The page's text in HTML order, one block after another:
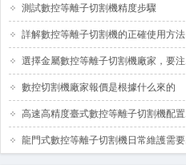
測試數控等離子切割機精度步驟
詳解數控等離子切割機的正確使用方法
選擇金屬數控等離子切割機廠家，要注
數控切割機廠家報價是根據什么來的
高速高精度臺式數控等離子切割機配置
龍門式數控等離子切割機日常維護需要